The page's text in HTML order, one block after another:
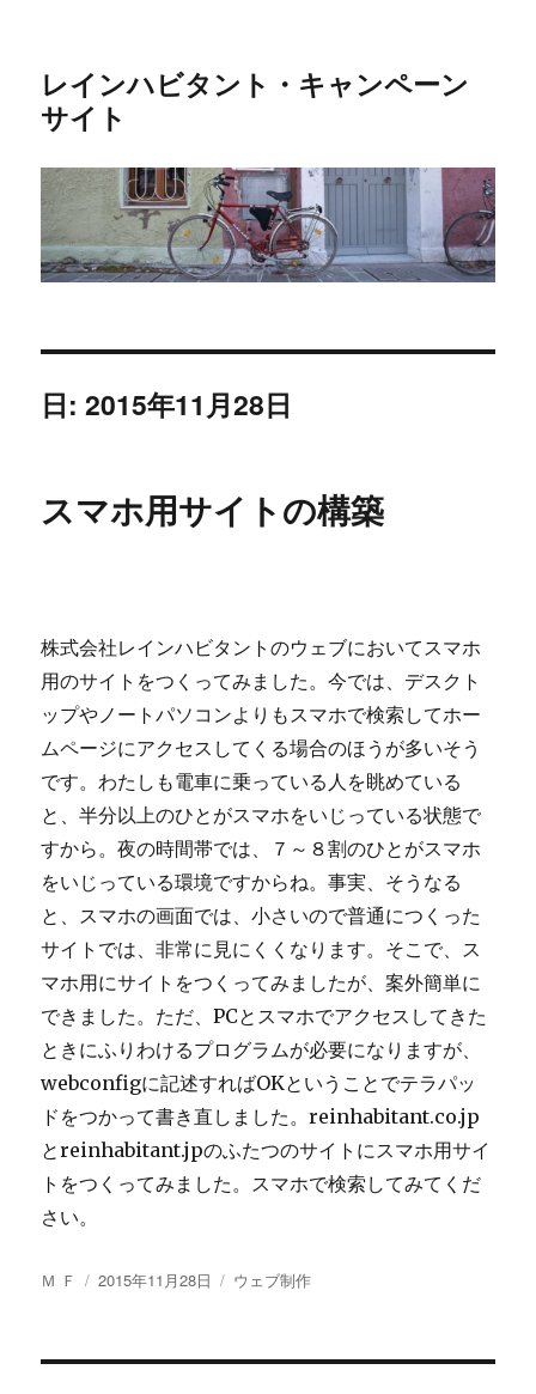
レインハビタント・キャンペーン
サイト
日: 2015年11月28日
スマホ用サイトの構築
株式会社レインハビタントのウェブにおいてスマホ
用のサイトをつくってみました。今では、デスクト
ップやノートパソコンよりもスマホで検索してホー
ムページにアクセスしてくる場合のほうが多いそう
です。わたしも電車に乗っている人を眺めている
と、半分以上のひとがスマホをいじっている状態で
すから。夜の時間帯では、７～８割のひとがスマホ
をいじっている環境ですからね。事実、そうなる
と、スマホの画面では、小さいので普通につくった
サイトでは、非常に見にくくなります。そこで、ス
マホ用にサイトをつくってみましたが、案外簡単に
できました。ただ、PCとスマホでアクセスしてきた
ときにふりわけるプログラムが必要になりますが、
webconfigに記述すればOKということでテラパッ
ドをつかって書き直しました。reinhabitant.co.jp
とreinhabitant.jpのふたつのサイトにスマホ用サイ
トをつくってみました。スマホで検索してみてくだ
さい。
投
Ｍ Ｆ
投
2015年11月28日
カ
リ
ウェブ制作